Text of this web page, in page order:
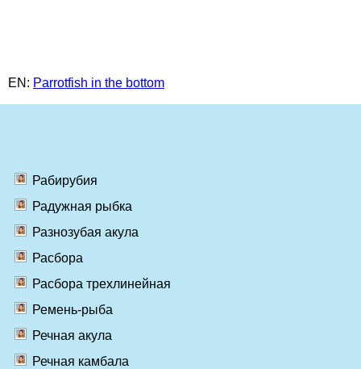
EN: Parrotfish in the bottom
Рабирубия
Радужная рыбка
Разнозубая акула
Расбора
Расбора трехлинейная
Ремень-рыба
Речная акула
Речная камбала